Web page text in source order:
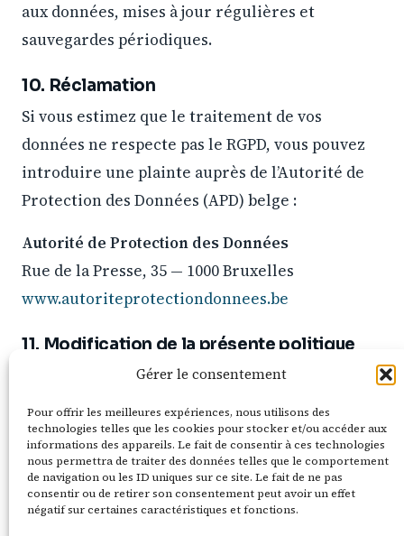
Gérer le consentement
Pour offrir les meilleures expériences, nous utilisons des
technologies telles que les cookies pour stocker et/ou accéder aux
informations des appareils. Le fait de consentir à ces technologies
nous permettra de traiter des données telles que le comportement
de navigation ou les ID uniques sur ce site. Le fait de ne pas
consentir ou de retirer son consentement peut avoir un effet
négatif sur certaines caractéristiques et fonctions.
aux données, mises à jour régulières et
sauvegardes périodiques.
10. Réclamation
Si vous estimez que le traitement de vos
données ne respecte pas le RGPD, vous pouvez
introduire une plainte auprès de l’Autorité de
Protection des Données (APD) belge :
Autorité de Protection des Données
Rue de la Presse, 35 — 1000 Bruxelles
www.autoriteprotectiondonnees.be
11. Modification de la présente politique
Cette politique peut être mise à jour à tout
moment pour refléter les évolutions légales ou
techniques. Nous vous encourageons à la
consulter régulièrement.
Dernière mise à jour : 29/04/2026